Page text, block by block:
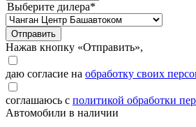
Выберите дилера*
Отправить
Нажав кнопку «Отправить»,
даю согласие на обработку своих
соглашаюсь с политикой обработки
Автомобили в наличии